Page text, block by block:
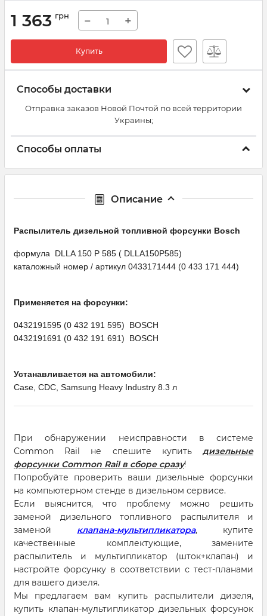
1 363 грн − +
Купить
Способы доставки
Отправка заказов Новой Почтой по всей территории
Украины;
Способы оплаты
Описание
Распылитель дизельной топливной форсунки Bosсh
формула DLLA 150 P 585 ( DLLA150P585)
каталожный номер / артикул 0433171444 (0 433 171 444)
Применяется на форсунки:
0432191595 (0 432 191 595) BOSCH
0432191691 (0 432 191 691) BOSCH
Устанавливается на автомобили:
Case, CDC, Samsung Heavy Industry 8.3 л
При обнаружении неисправности в системе
Common Rail не спешите купить дизельные
форсунки Common Rail в сборе сразу!
Попробуйте проверить ваши дизельные форсунки
на компьютерном стенде в дизельном сервисе.
Если выяснится, что проблему можно решить
заменой дизельного топливного распылителя и
заменой клапана-мультипликатора, купите
качественные комплектующие, замените
распылитель и мультипликатор (шток+клапан) и
настройте форсунку в соответствии с тест-планами
для вашего дизеля.
Мы предлагаем вам купить распылители дизеля,
купить клапан-мультипликатор дизельных форсунок